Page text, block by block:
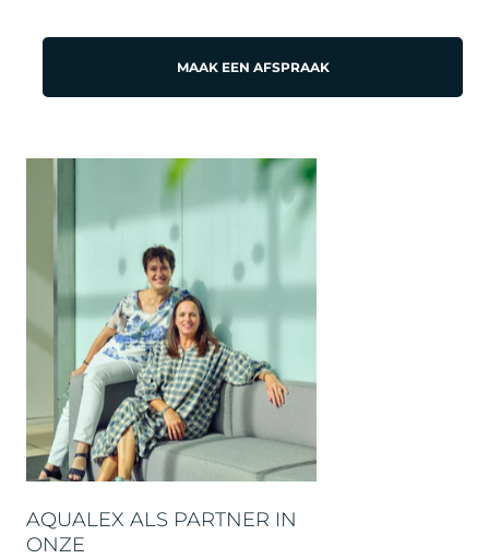
MAAK EEN AFSPRAAK
AQUALEX ALS PARTNER IN
ONZE